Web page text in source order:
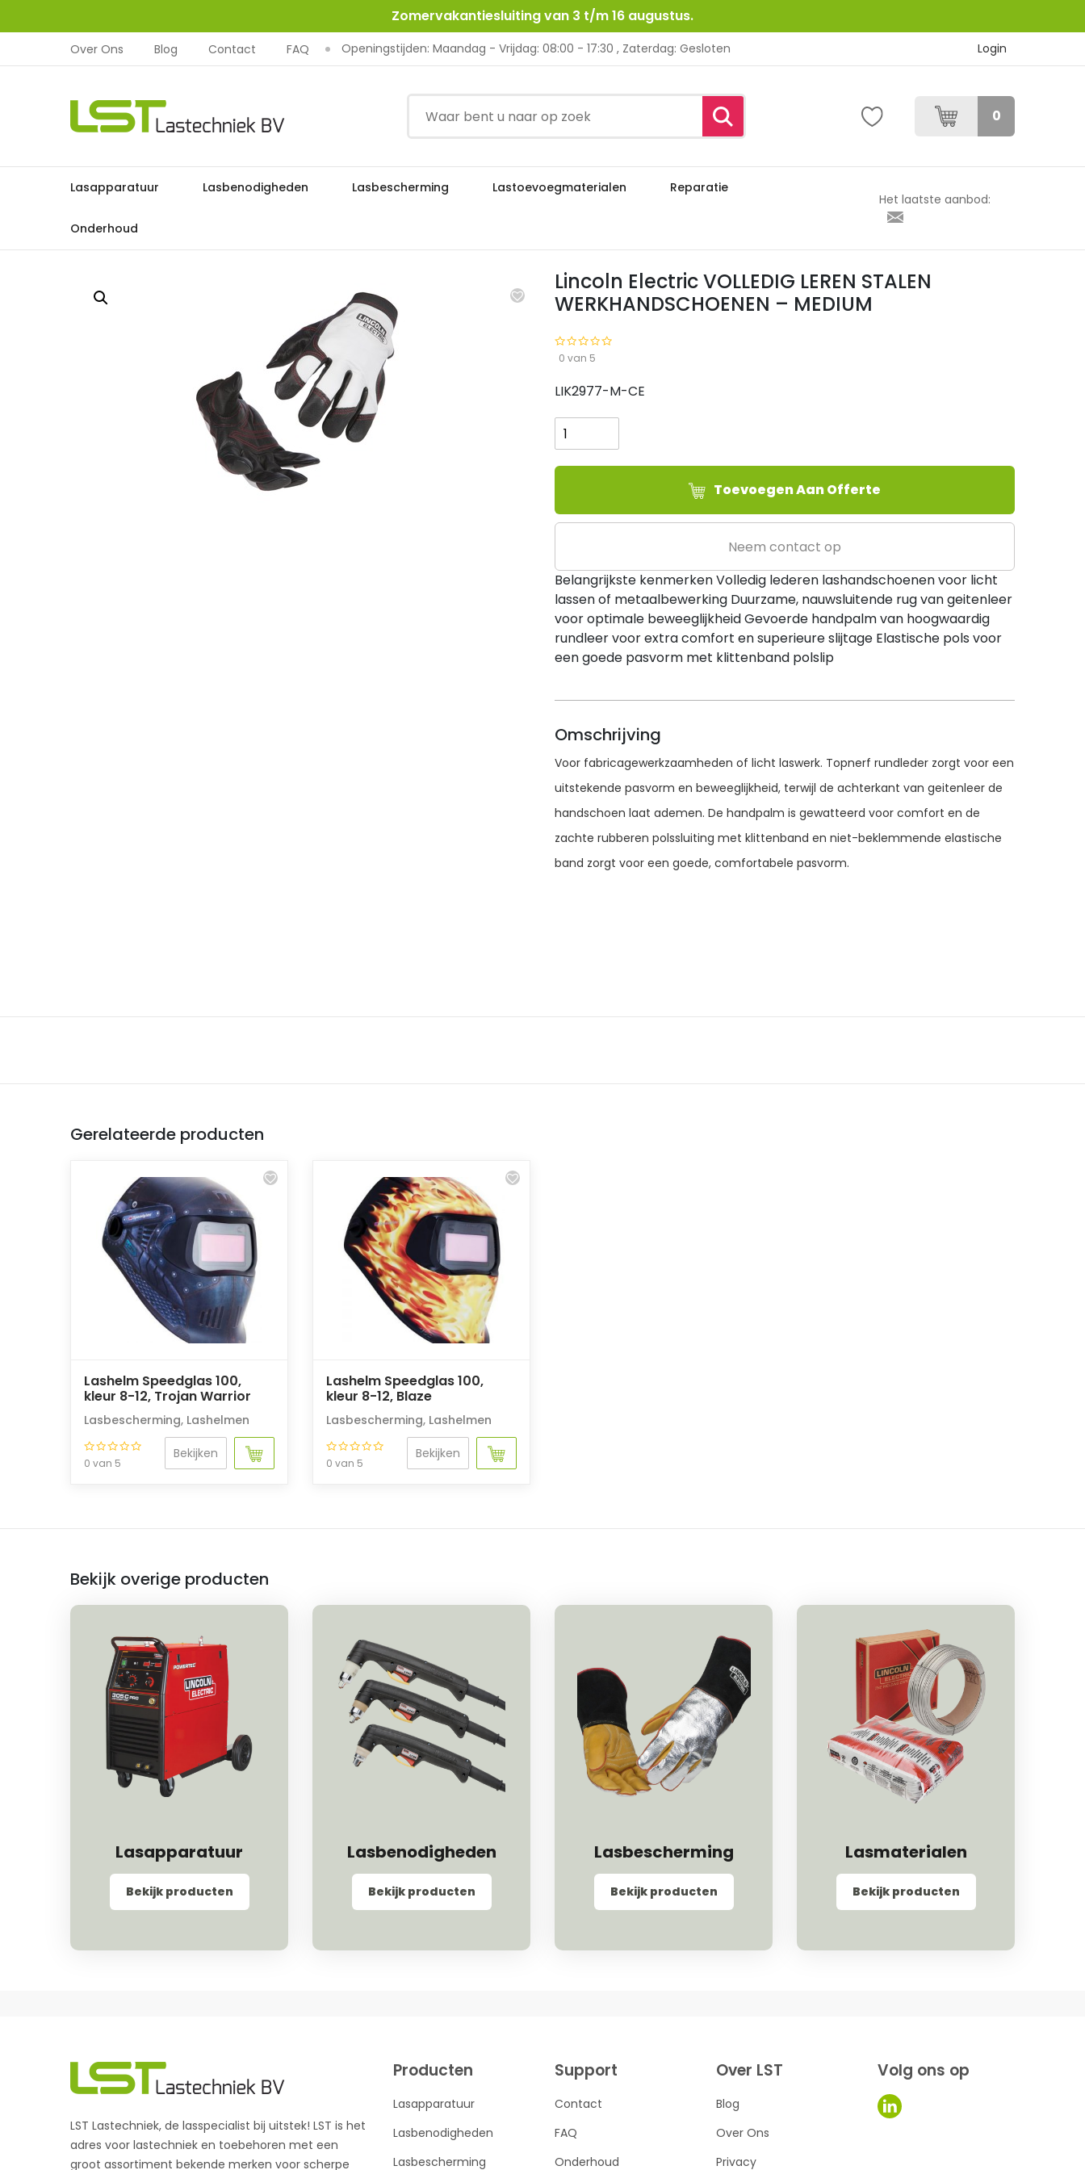
Zomervakantiesluiting van 3 t/m 16 augustus.
Over Ons Blog Contact FAQ Openingstijden: Maandag - Vrijdag: 08:00 - 17:30 , Zaterdag: Gesloten Login
0
Lasapparatuur Lasbenodigheden Lasbescherming Lastoevoegmaterialen Reparatie
Onderhoud
Het laatste aanbod:
Lasbescherming Lashandschoenen Lincoln Electric VOLLEDIG LEREN STALEN WERKHANDSCHOENEN – MEDIUM
Lincoln Electric VOLLEDIG LEREN STALEN
WERKHANDSCHOENEN – MEDIUM
0 van 5
LIK2977-M-CE
Electric
VOLLEDIG
LEREN
WERKHANDSCHOENEN
-
aantal
Toevoegen Aan Offerte
Neem contact op
Belangrijkste kenmerken Volledig lederen lashandschoenen voor licht
lassen of metaalbewerking Duurzame, nauwsluitende rug van geitenleer
voor optimale beweeglijkheid Gevoerde handpalm van hoogwaardig
rundleer voor extra comfort en superieure slijtage Elastische pols voor
een goede pasvorm met klittenband polslip
Omschrijving
Voor fabricagewerkzaamheden of licht laswerk. Topnerf rundleder zorgt voor een
uitstekende pasvorm en beweeglijkheid, terwijl de achterkant van geitenleer de
handschoen laat ademen. De handpalm is gewatteerd voor comfort en de
zachte rubberen polssluiting met klittenband en niet-beklemmende elastische
band zorgt voor een goede, comfortabele pasvorm.
Gerelateerde producten
Lashelm Speedglas 100,
kleur 8-12, Trojan Warrior
Lasbescherming, Lashelmen
0 van 5
Bekijken
Lashelm Speedglas 100,
kleur 8-12, Blaze
Lasbescherming, Lashelmen
0 van 5
Bekijken
Bekijk overige producten
Lasapparatuur
Bekijk producten
Lasbenodigheden
Bekijk producten
Lasbescherming
Bekijk producten
Lasmaterialen
Bekijk producten
LST Lastechniek, de lasspecialist bij uitstek! LST is het
adres voor lastechniek en toebehoren met een
groot assortiment bekende merken voor scherpe
Producten
Lasapparatuur
Lasbenodigheden
Lasbescherming
Support
Contact
FAQ
Onderhoud
Over LST
Blog
Over Ons
Privacy
Volg ons op